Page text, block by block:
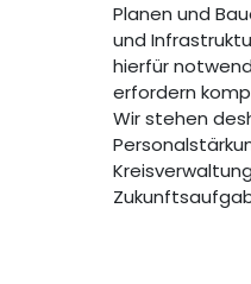
Planen und
und
hierfür
erfordern
Wir stehen